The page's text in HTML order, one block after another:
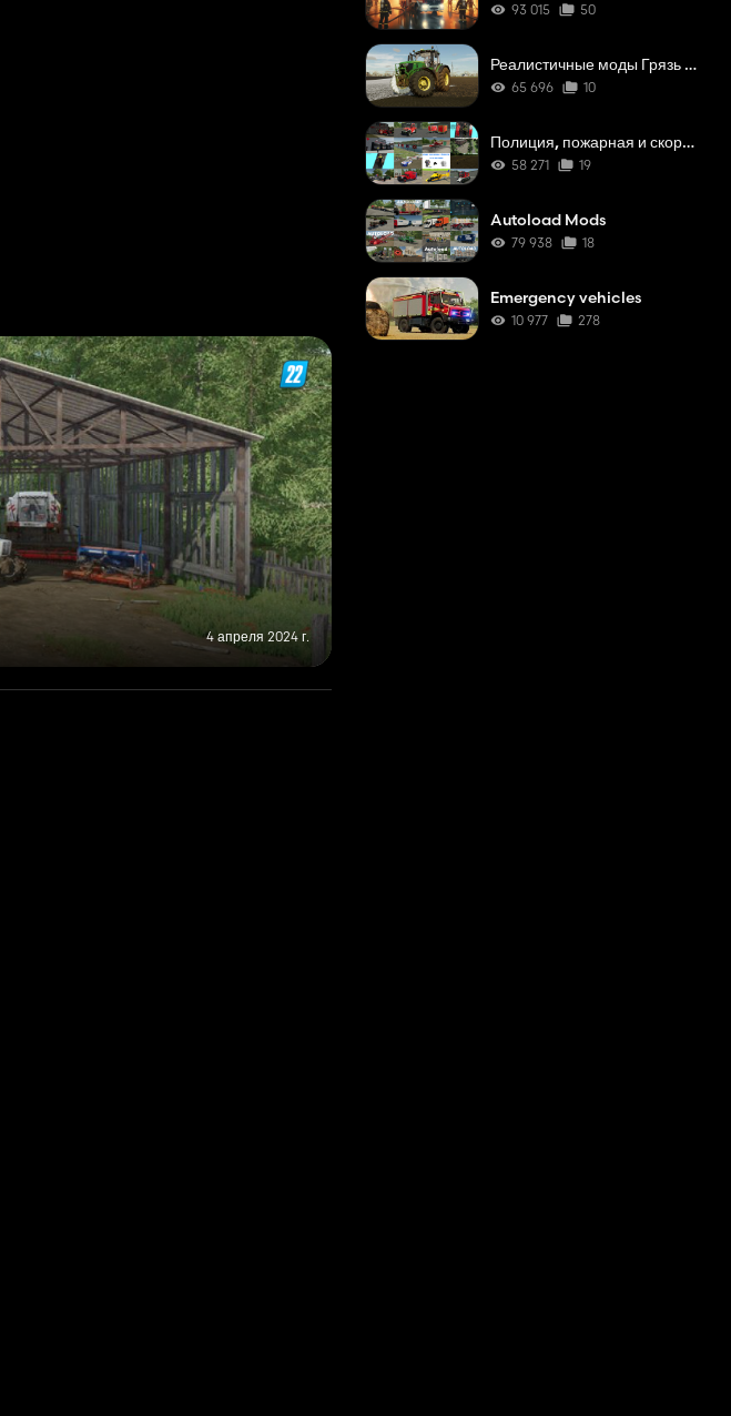
4 апреля 2024 г.
93 015 50
Реалистичные моды Грязь / Реальный цвет грязи / Реальный
65 696 10
Полиция, пожарная и скорая помощь
58 271 19
Autoload Mods
79 938 18
Emergency vehicles
10 977 278